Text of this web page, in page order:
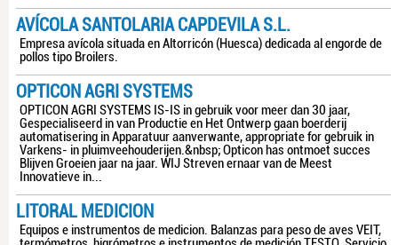
AVÍCOLA SANTOLARIA CAPDEVILA S.L.
Empresa avícola situada en Altorricón (Huesca) dedicada al engorde de
pollos tipo Broilers.
OPTICON AGRI SYSTEMS
OPTICON AGRI SYSTEMS IS-IS in gebruik voor meer dan 30 jaar,
Gespecialiseerd in van Productie en Het Ontwerp gaan boerderij
automatisering in Apparatuur aanverwante, appropriate for gebruik in
Varkens- in pluimveehouderijen.&nbsp; Opticon has ontmoet succes
Blijven Groeien jaar na jaar. WIJ Streven ernaar van de Meest
Innovatieve in...
LITORAL MEDICION
Equipos e instrumentos de medicion. Balanzas para peso de aves VEIT,